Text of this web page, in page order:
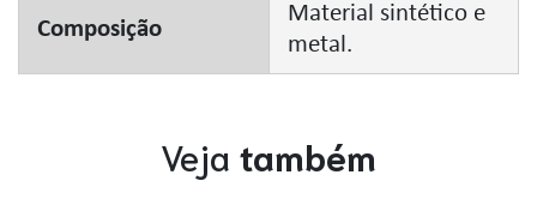
Composição
Material sintético e
metal.
Veja também